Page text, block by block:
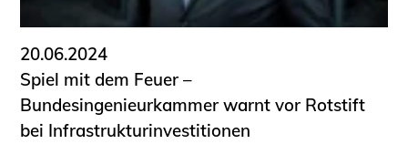
20.06.2024
Spiel mit dem Feuer –
Bundesingenieurkammer warnt vor Rotstift
bei Infrastrukturinvestitionen